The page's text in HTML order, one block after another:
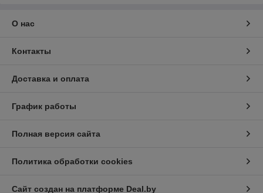
О нас
Контакты
Доставка и оплата
График работы
Полная версия сайта
Политика обработки cookies
Сайт создан на платформе Deal.by